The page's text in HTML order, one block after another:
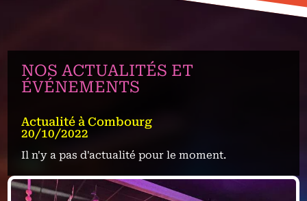
NOS ACTUALITÉS ET
ÉVÉNEMENTS
Actualité à Combourg
20/10/2022
Il n'y a pas d'actualité pour le moment.